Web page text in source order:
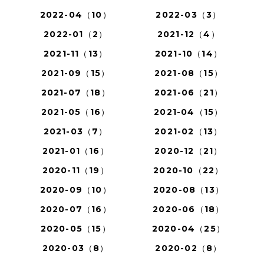
2022-04（10）
2022-03（3）
2022-01（2）
2021-12（4）
2021-11（13）
2021-10（14）
2021-09（15）
2021-08（15）
2021-07（18）
2021-06（21）
2021-05（16）
2021-04（15）
2021-03（7）
2021-02（13）
2021-01（16）
2020-12（21）
2020-11（19）
2020-10（22）
2020-09（10）
2020-08（13）
2020-07（16）
2020-06（18）
2020-05（15）
2020-04（25）
2020-03（8）
2020-02（8）